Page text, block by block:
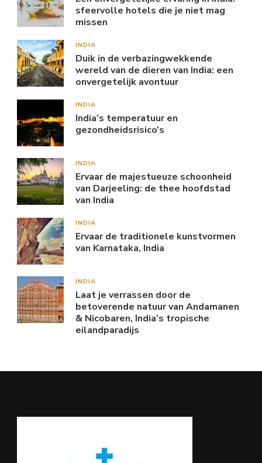
sfeervolle hotels die je niet mag
missen
INDIA
Duik in de verbazingwekkende
wereld van de dieren van India: een
onvergetelijk avontuur
INDIA
India’s temperatuur en
gezondheidsrisico’s
INDIA
Ervaar de majestueuze schoonheid
van Darjeeling: de thee hoofdstad
van India
INDIA
Ervaar de traditionele kunstvormen
van Karnataka, India
INDIA
Laat je verrassen door de
betoverende natuur van Andamanen
& Nicobaren, India’s tropische
eilandparadijs